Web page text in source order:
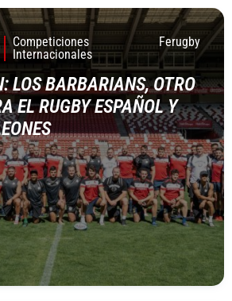
Competiciones
Internacionales
Ferugby
LOS BARBARIANS, OTRO
EL RUGBY ESPAÑOL Y